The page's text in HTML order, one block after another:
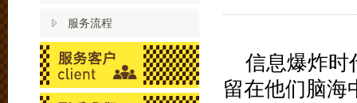
服务流程
信息爆炸时
留在他们脑海